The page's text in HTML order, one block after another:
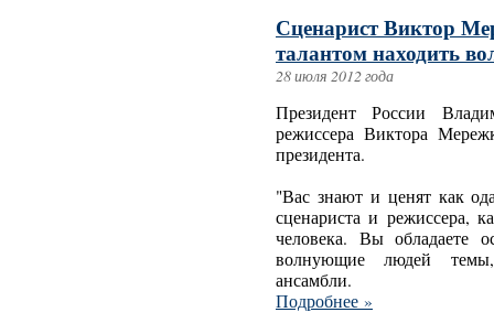
Сценарист Виктор
талантом находить
28 июля 2012 года
Президент России
режиссера Виктора
президента.
"Вас знают и ценят как
сценариста и режиссера,
человека. Вы обладаете
волнующие людей темы,
ансамбли.
Подробнее »